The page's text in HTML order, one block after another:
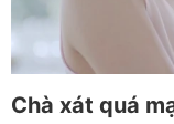
Chà xát quá